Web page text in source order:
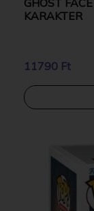
KARAKTER
11790 Ft